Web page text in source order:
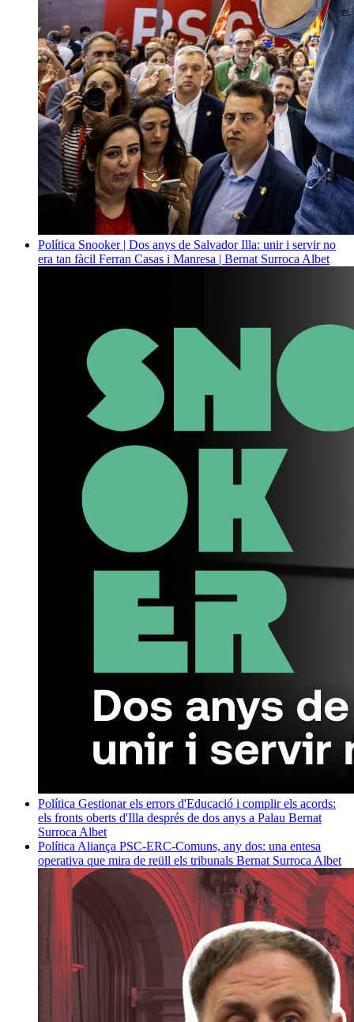
Política Snooker | Dos anys de Salvador Illa: unir i servir no
era tan fàcil Ferran Casas i Manresa | Bernat Surroca Albet
Política Gestionar els errors d'Educació i complir els acords:
els fronts oberts d'Illa després de dos anys a Palau Bernat
Surroca Albet
Política Aliança PSC-ERC-Comuns, any dos: una entesa
operativa que mira de reüll els tribunals Bernat Surroca Albet